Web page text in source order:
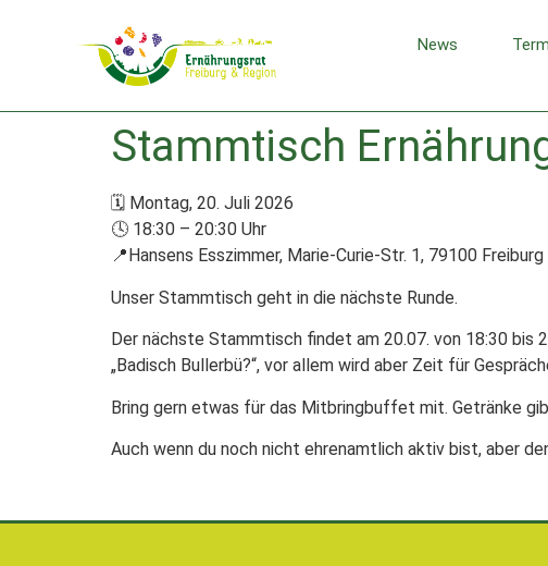
News
Stammtisch
🗓 Montag, 20. Juli 2026
🕓 18:30 – 20:30 Uhr
📍Hansens Esszimmer, Marie-Curie-Str. 1, 79100 Freiburg
Unser Stammtisch geht in die nächste Runde.
Der nächste Stammtisch findet am 20.07. von 18:30 bis
„Badisch Bullerbü?“, vor allem wird aber Zeit für
Bring gern etwas für das Mitbringbuffet mit. Getränke
Auch wenn du noch nicht ehrenamtlich aktiv bist, aber